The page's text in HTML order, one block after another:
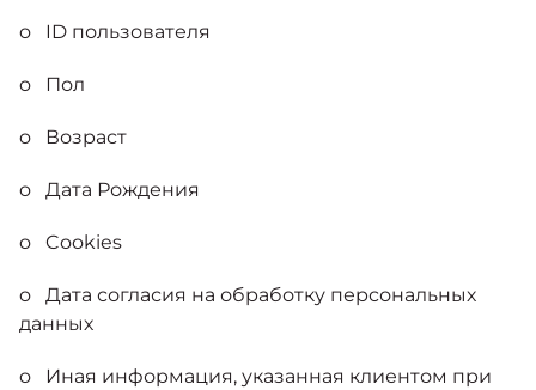
o ID пользователя
o Пол
o Возраст
o Дата Рождения
o Cookies
o Дата согласия на обработку персональных
данных
o Иная информация, указанная клиентом при